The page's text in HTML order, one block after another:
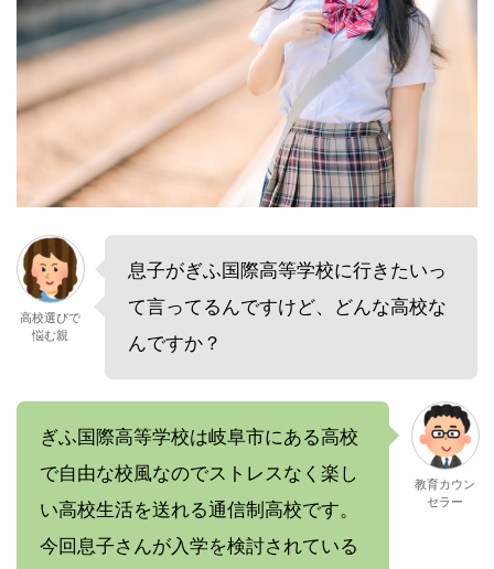
高校選びで
悩む親
息子がぎふ国際高等学校に行きたいっ
て言ってるんですけど、どんな高校な
んですか？
ぎふ国際高等学校は岐阜市にある高校
で自由な校風なのでストレスなく楽し
い高校生活を送れる通信制高校です。
今回息子さんが入学を検討されている
教育カウン
セラー